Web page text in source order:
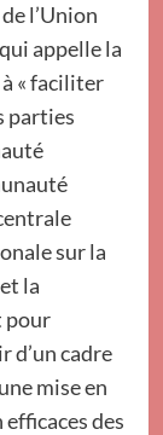
l’Union
appelle la
« faciliter
parties
sur la
la
pour
d’un cadre
mise en
des